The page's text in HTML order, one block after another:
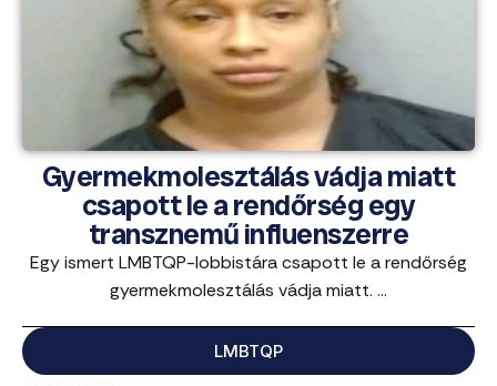
Gyermekmolesztálás vádja miatt
csapott le a rendőrség egy
transznemű influenszerre
Egy ismert LMBTQP-lobbistára csapott le a rendőrség
gyermekmolesztálás vádja miatt. ...
LMBTQP